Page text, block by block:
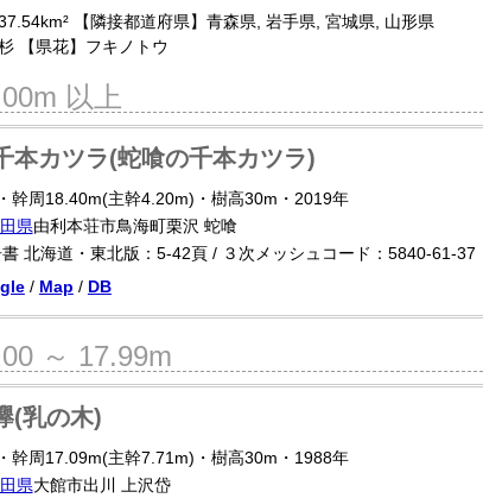
【隣接都道府県】青森県, 岩手県, 宮城県, 山形県
【県花】フキノトウ
以上
本カツラ(蛇喰の千本カツラ)
幹周18.40m(主幹4.20m)・樹高30m・2019年
県由利本荘市鳥海町栗沢 蛇喰
北海道・東北版：5-42頁 / ３次メッシュコード：5840-61-37
/ Map / DB
～ 17.99m
(乳の木)
幹周17.09m(主幹7.71m)・樹高30m・1988年
県大館市出川 上沢岱